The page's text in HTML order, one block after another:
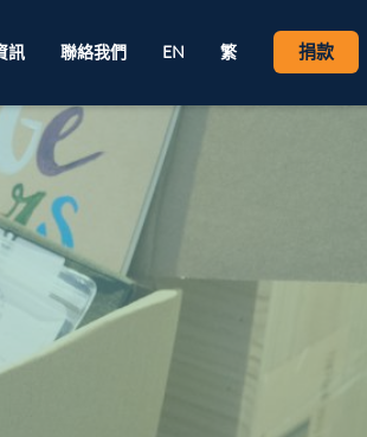
訊 聯絡我們 EN 繁 捐款